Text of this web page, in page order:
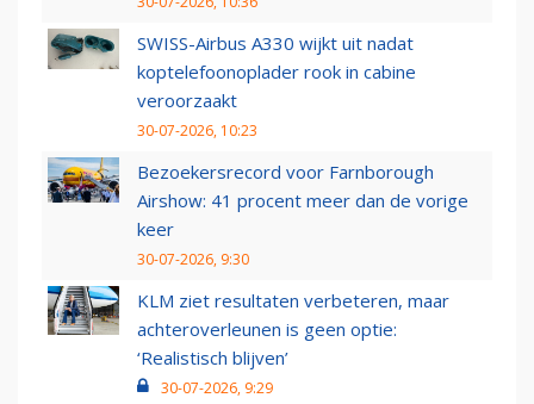
SWISS-Airbus A330 wijkt uit nadat
koptelefoonoplader rook in cabine
veroorzaakt
30-07-2026, 10:23
Bezoekersrecord voor Farnborough
Airshow: 41 procent meer dan de vorige
keer
30-07-2026, 9:30
KLM ziet resultaten verbeteren, maar
achteroverleunen is geen optie:
‘Realistisch blijven’
30-07-2026, 9:29